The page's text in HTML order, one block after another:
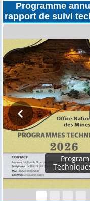
Programme
rapport de suivi
Rapport
2024